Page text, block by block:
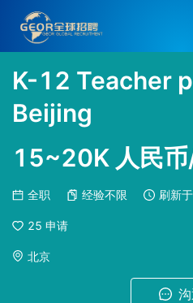
K-12 Teacher
Beijing
15~20K 人民币
全职 经验不限 刷新于
25 申请
北京